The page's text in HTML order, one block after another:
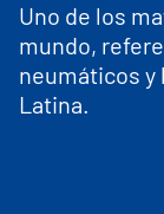
Uno de los
mundo,
neumáticos y
Latina.